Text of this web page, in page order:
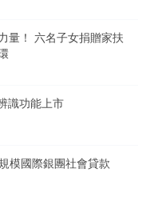
量！ 六名子女捐贈家扶
識功能上市
模國際銀團社會貸款